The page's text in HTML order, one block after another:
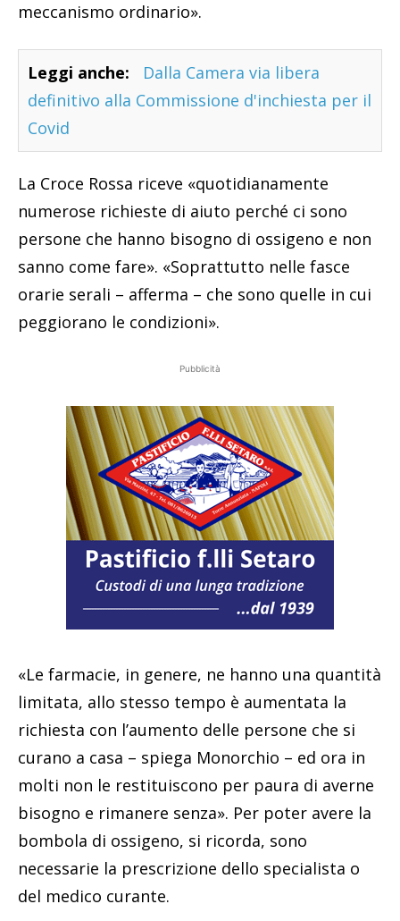
meccanismo ordinario».
Leggi anche:
Dalla Camera via libera
definitivo alla Commissione d'inchiesta per il
Covid
La Croce Rossa riceve «quotidianamente
numerose richieste di aiuto perché ci sono
persone che hanno bisogno di ossigeno e non
sanno come fare». «Soprattutto nelle fasce
orarie serali – afferma – che sono quelle in cui
peggiorano le condizioni».
Pubblicità
«Le farmacie, in genere, ne hanno una quantità
limitata, allo stesso tempo è aumentata la
richiesta con l’aumento delle persone che si
curano a casa – spiega Monorchio – ed ora in
molti non le restituiscono per paura di averne
bisogno e rimanere senza». Per poter avere la
bombola di ossigeno, si ricorda, sono
necessarie la prescrizione dello specialista o
del medico curante.